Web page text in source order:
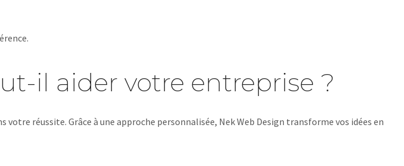
il aider votre entreprise ?
votre réussite. Grâce à une approche personnalisée, Nek Web Design transforme vos idées en